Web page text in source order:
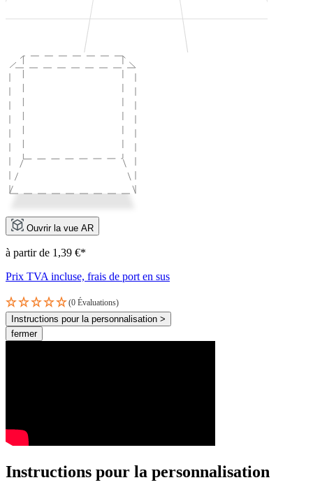
Ouvrir la vue AR
à partir de 1,39 €*
Prix TVA incluse, frais de port en sus
(0 Évaluations)
Instructions pour la personnalisation >
fermer
Instructions pour la personnalisation